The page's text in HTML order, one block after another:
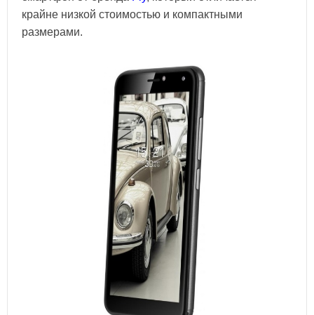
крайне низкой стоимостью и компактными
размерами.